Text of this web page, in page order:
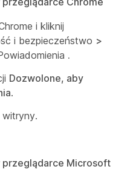
i kliknij
i bezpieczeństwo >
.
Dozwolone, aby
.
witryny.
przeglądarce Microsoft